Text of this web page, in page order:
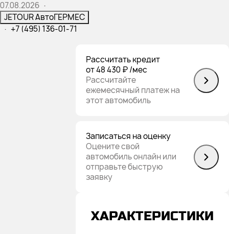
07.08.2026 ·
JETOUR АвтоГЕРМЕС
· +7 (495) 136-01-71
Рассчитать кредит
от 48 430 ₽/мес
Рассчитайте
ежемесячный платеж на
этот автомобиль
Записаться на оценку
Оцените свой
автомобиль онлайн или
отправьте быструю
заявку
ХАРАКТЕРИСТИКИ